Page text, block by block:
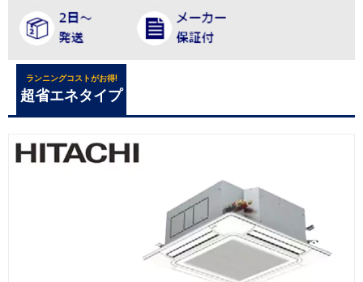
ランニングコストがお得!
超省エネタイプ